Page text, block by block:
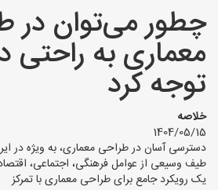
دیگر امور معماری
شرکت های معماری
چطور می‌توان در
معماری به
توجه کرد
خلاصه
1404/05/15
دسترسی آسان در طراحی معماری، به ویژه در
طیف وسیعی از عوامل فرهنگی، اجتماعی،
یک رویکرد جامع برای طراحی معماری با تمرکز